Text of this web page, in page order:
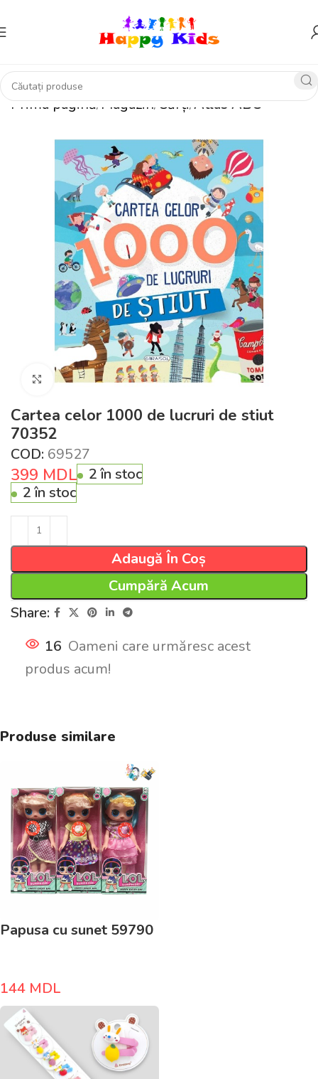
Prima pagină Magazin Cărți Atlas ABC
Click pentru a mări
Cartea celor 1000 de lucruri de stiut
70352
COD: 69527
399 MDL
2 în stoc
2 în stoc
Adaugă În Coș
Cumpără Acum
Share:
16 Oameni care urmăresc acest
produs acum!
Produse similare
Papusa cu sunet 59790
144 MDL